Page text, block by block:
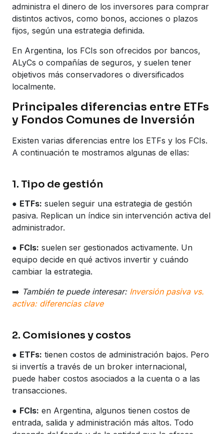
administra el dinero de los inversores para comprar
distintos activos, como bonos, acciones o plazos
fijos, según una estrategia definida.
En Argentina, los FCIs son ofrecidos por bancos,
ALyCs o compañías de seguros, y suelen tener
objetivos más conservadores o diversificados
localmente.
Principales diferencias entre ETFs
y Fondos Comunes de Inversión
Existen varias diferencias entre los ETFs y los FCIs.
A continuación te mostramos algunas de ellas:
1. Tipo de gestión
● ETFs: suelen seguir una estrategia de gestión
pasiva. Replican un índice sin intervención activa del
administrador.
● FCIs: suelen ser gestionados activamente. Un
equipo decide en qué activos invertir y cuándo
cambiar la estrategia.
➡️ También te puede interesar: Inversión pasiva vs.
activa: diferencias clave
2. Comisiones y costos
● ETFs: tienen costos de administración bajos. Pero
si invertís a través de un broker internacional,
puede haber costos asociados a la cuenta o a las
transacciones.
● FCIs: en Argentina, algunos tienen costos de
entrada, salida y administración más altos. Todo